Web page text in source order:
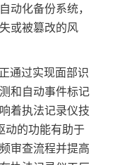
动化备份系统，
或被篡改的风
通过实现面部识
和自动事件标记
着执法记录仪技
动的功能有助于
审查流程并提高